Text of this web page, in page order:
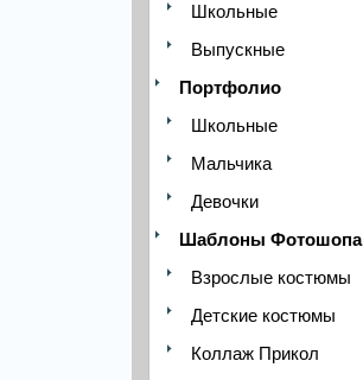
Школьные
Выпускные
Портфолио
Школьные
Мальчика
Девочки
Шаблоны Фотошопа
Взрослые костюмы
Детские костюмы
Коллаж Прикол